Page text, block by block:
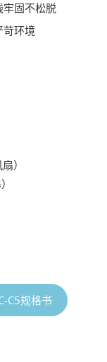
固不松脱
环境
）
C5规格书